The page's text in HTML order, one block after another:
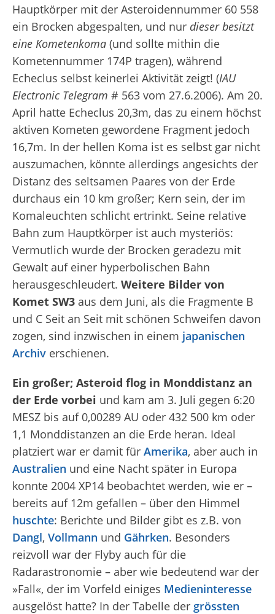
Hauptkörper mit der Asteroidennummer 60 558
ein Brocken abgespalten, und nur dieser besitzt
eine Kometenkoma (und sollte mithin die
Kometennummer 174P tragen), während
Echeclus selbst keinerlei Aktivität zeigt! (IAU
Electronic Telegram # 563 vom 27.6.2006). Am 20.
April hatte Echeclus 20,3m, das zu einem höchst
aktiven Kometen gewordene Fragment jedoch
16,7m. In der hellen Koma ist es selbst gar nicht
auszumachen, könnte allerdings angesichts der
Distanz des seltsamen Paares von der Erde
durchaus ein 10 km großer; Kern sein, der im
Komaleuchten schlicht ertrinkt. Seine relative
Bahn zum Hauptkörper ist auch mysteriös:
Vermutlich wurde der Brocken geradezu mit
Gewalt auf einer hyperbolischen Bahn
herausgeschleudert. Weitere Bilder von
Komet SW3 aus dem Juni, als die Fragmente B
und C Seit an Seit mit schönen Schweifen davon
zogen, sind inzwischen in einem japanischen
Archiv erschienen.
Ein großer; Asteroid flog in Monddistanz an
der Erde vorbei und kam am 3. Juli gegen 6:20
MESZ bis auf 0,00289 AU oder 432 500 km oder
1,1 Monddistanzen an die Erde heran. Ideal
platziert war er damit für Amerika, aber auch in
Australien und eine Nacht später in Europa
konnte 2004 XP14 beobachtet werden, wie er –
bereits auf 12m gefallen – über den Himmel
huschte: Berichte und Bilder gibt es z.B. von
Dangl, Vollmann und Gährken. Besonders
reizvoll war der Flyby auch für die
Radarastronomie – aber wie bedeutend war der
»Fall«, der im Vorfeld einiges Medieninteresse
ausgelöst hatte? In der Tabelle der grössten